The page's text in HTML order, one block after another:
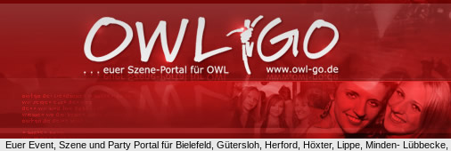
Euer Event, Szene und Party Portal für Bielefeld, Gütersloh, Herford, Höxter, Lippe, Minden- Lübbecke,